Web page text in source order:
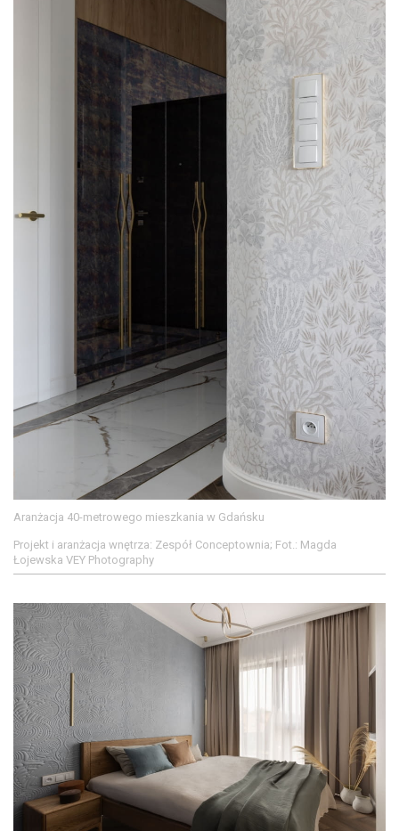
Aranżacja 40-metrowego mieszkania w Gdańsku
Projekt i aranżacja wnętrza: Zespół Conceptownia; Fot.: Magda
Łojewska VEY Photography